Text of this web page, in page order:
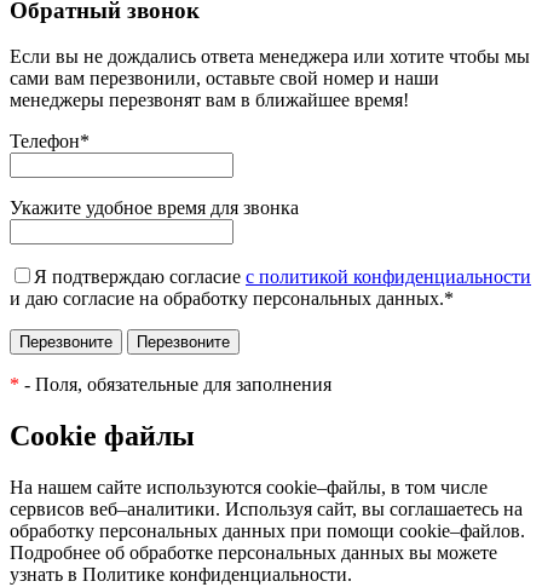
Обратный звонок
Если вы не дождались ответа менеджера или хотите чтобы мы
сами вам перезвонили, оставьте свой номер и наши
менеджеры перезвонят вам в ближайшее время!
Телефон*
Укажите удобное время для звонка
Я подтверждаю согласие с политикой конфиденциальности
и даю согласие на обработку персональных данных.*
* - Поля, обязательные для заполнения
Cookie файлы
На нашем сайте используются cookie–файлы, в том числе
сервисов веб–аналитики. Используя сайт, вы соглашаетесь на
обработку персональных данных при помощи cookie–файлов.
Подробнее об обработке персональных данных вы можете
узнать в Политике конфиденциальности.